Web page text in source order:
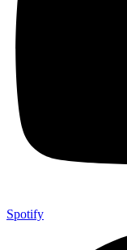
Spotify